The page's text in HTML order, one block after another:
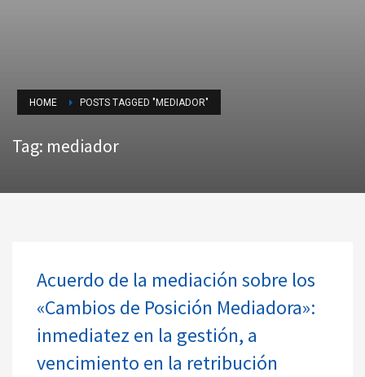
HOME POSTS TAGGED "MEDIADOR"
Tag: mediador
Acuerdo de la mediación sobre los
«Cambios de Posición Mediadora»:
inmediatez en la gestión, a
vencimiento en la retribución